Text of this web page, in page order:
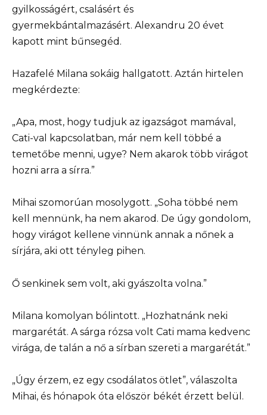
gyilkosságért, csalásért és
gyermekbántalmazásért. Alexandru 20 évet
kapott mint bűnsegéd.
Hazafelé Milana sokáig hallgatott. Aztán hirtelen
megkérdezte:
„Apa, most, hogy tudjuk az igazságot mamával,
Cati-val kapcsolatban, már nem kell többé a
temetőbe menni, ugye? Nem akarok több virágot
hozni arra a sírra.”
Mihai szomorúan mosolygott. „Soha többé nem
kell mennünk, ha nem akarod. De úgy gondolom,
hogy virágot kellene vinnünk annak a nőnek a
sírjára, aki ott tényleg pihen.
Ő senkinek sem volt, aki gyászolta volna.”
Milana komolyan bólintott. „Hozhatnánk neki
margarétát. A sárga rózsa volt Cati mama kedvenc
virága, de talán a nő a sírban szereti a margarétát.”
„Úgy érzem, ez egy csodálatos ötlet”, válaszolta
Mihai, és hónapok óta először békét érzett belül.